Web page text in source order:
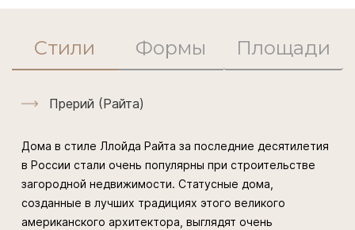
Стили Формы Площади
Прерий (Райта)
Дома в стиле Ллойда Райта за последние десятилетия
в России стали очень популярны при строительстве
загородной недвижимости. Статусные дома,
созданные в лучших традициях этого великого
американского архитектора, выглядят очень